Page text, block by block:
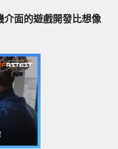
介面的遊戲開發比想像